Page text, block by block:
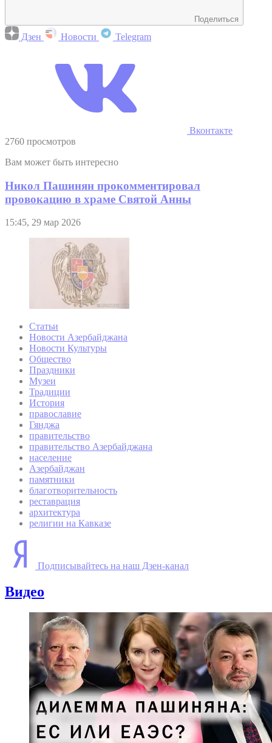
Поделиться
Дзен Новости Telegram
Вконтакте
2760 просмотров
Вам может быть интересно
Никол Пашинян прокомментировал
провокацию в храме Святой Анны
15:45, 29 мар 2026
Статьи
Новости Азербайджана
Новости Культуры
Общество
Праздники
Музеи
Традиции
История
православие
Гянджа
правительство
правительство Азербайджана
население
Азербайджан
памятники
благотворительность
реставрация
архитектура
религии на Кавказе
Подписывайтесь на наш Дзен-канал
Видео